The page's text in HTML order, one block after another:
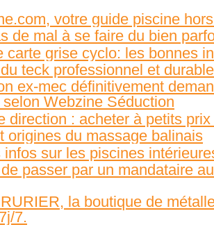
votre guide piscine
de mal à se faire du bien
carte grise cyclo: les bonnes
teck professionnel et
ex-mec définitivement
Webzine Séduction
direction : acheter à petits
origines du massage balinais
infos sur les piscines
passer par un mandataire
la boutique de
7.